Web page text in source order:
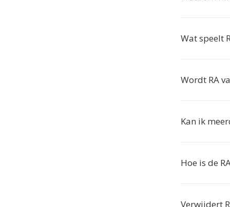
Wat speelt
Wordt RA
Kan ik
Hoe is de
Verwijdert